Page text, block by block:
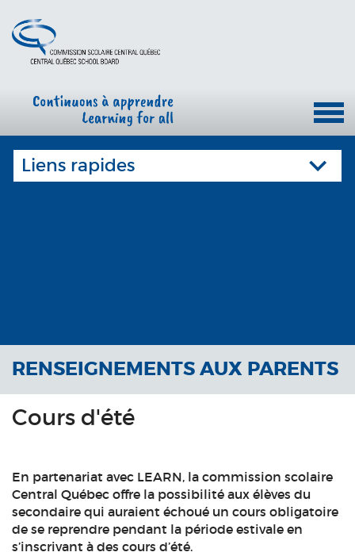
Liens rapides
RENSEIGNEMENTS AUX PARENTS
Cours d'été
En partenariat avec LEARN, la commission scolaire
Central Québec offre la possibilité aux élèves du
secondaire qui auraient échoué un cours obligatoire
de se reprendre pendant la période estivale en
s’inscrivant à des cours d’été.